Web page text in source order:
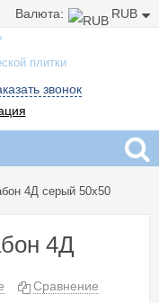
Валюта: RUB
плитки
звонок
4Д серый 50x50
4Д
Сравнение